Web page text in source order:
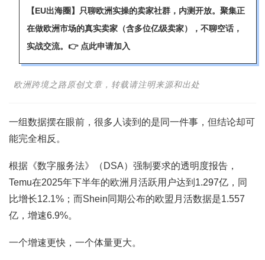
【EU出海圈】只聊欧洲实操的卖家社群，内测开放。聚集正
在做欧洲市场的真实卖家（含多位亿级卖家），不聊空话，
实战交流。 👉 点此申请加入
欧洲跨境之路原创文章，转载请注明来源和出处
一组数据摆在眼前，很多人读到的是同一件事，但结论却可
能完全相反。
根据《数字服务法》（DSA）强制要求的透明度报告，
Temu在2025年下半年的欧洲月活跃用户达到1.297亿，同
比增长12.1%；而Shein同期公布的欧盟月活数据是1.557
亿，增速6.9%。
一个增速更快，一个体量更大。